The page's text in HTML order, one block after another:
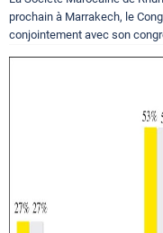
prochain à Marrakech, le
conjointement avec son